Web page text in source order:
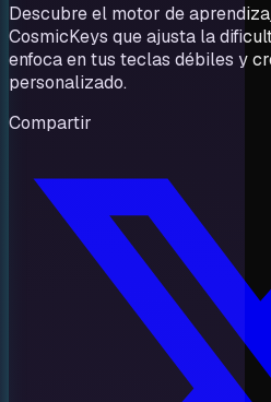
Descubre el motor de
CosmicKeys que ajusta la
enfoca en tus teclas débiles y
personalizado.
Compartir